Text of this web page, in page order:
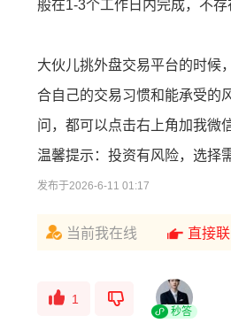
般在1-3个工作日内完成，不存
大伙儿挑外盘交易平台的时候
合自己的交易习惯和能承受的
问，都可以点击右上角加我微
温馨提示：投资有风险，选择
发布于2026-6-11 01:17
当前我在线 直接
1
秒答